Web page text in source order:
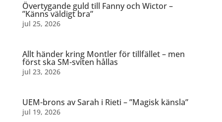
Övertygande guld till Fanny och Wictor –
”Känns väldigt bra”
jul 25, 2026
Allt händer kring Montler för tillfället – men
först ska SM-sviten hållas
jul 23, 2026
UEM-brons av Sarah i Rieti – ”Magisk känsla”
jul 19, 2026